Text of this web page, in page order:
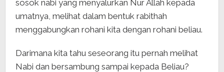
sosok nabi yang menyalurkan Nur Allah kepada
umatnya, melihat dalam bentuk rabithah
menggabungkan rohani kita dengan rohani beliau.
Darimana kita tahu seseorang itu pernah melihat
Nabi dan bersambung sampai kepada Beliau?